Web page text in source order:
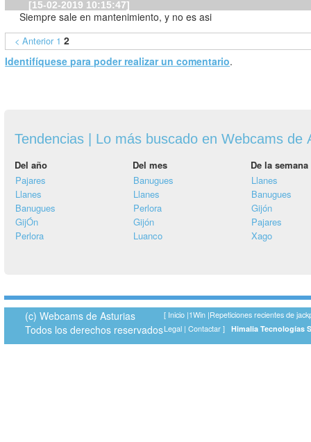
[15-02-2019 10:15:47]
Siempre sale en mantenimiento, y no es asi
< Anterior 1 2
Identifíquese para poder realizar un comentario.
Tendencias | Lo más buscado en Webcams de
Del año Del mes
De la semana
Pajares
Llanes
Banugues
GijÓn
Perlora
Banugues
Llanes
Perlora
Gijón
Luanco
Llanes
Banugues
Gijón
Pajares
Xago
(c) Webcams de Asturias
Todos los derechos reservados
[ Inicio |1Win |Repeticiones recientes de
Legal | Contactar Himalia Tecnologías